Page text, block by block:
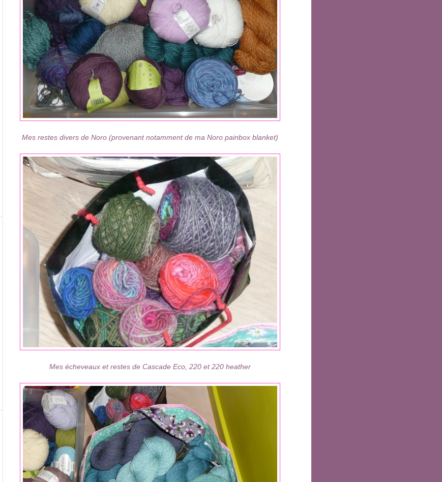
Mes restes divers de Noro (provenant notamment de ma Noro painbox blanket)
Mes écheveaux et restes de Cascade Eco, 220 et 220 heather